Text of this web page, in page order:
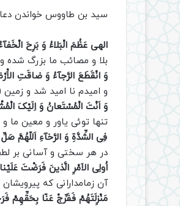
سید بن طاووس خواندن
الهى عَظُمَ الْبَلاءُ وَ بَرِحَ
بلا و مصائب ما بزرگ شده
وَ انْقَطَعَ الرَّجآءُ وَ ضاقَتِ
و امیدم نا امید شد و
وَ اَنْتَ الْمُسْتَعانُ وَ اِلَیْکَ
تنها توئی یاور و معین ما
فِى الشِّدَّةِ وَ الرَّخآءِ اَللّهُمَّ
در هر سختی و آسانی بر
اُولِى الاَمْرِ الَّذینَ فَرَضْتَ
آن زمامدارانى که
مَنْزِلَتَهُمْ فَفَرِّجْ عَنّا بِحَقِّهِمْ